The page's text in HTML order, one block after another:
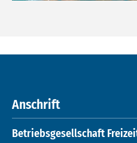
Anschrift
Betriebsgesellschaft